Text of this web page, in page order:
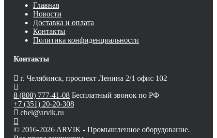
Главная
Новости
Доставка и оплата
Контакты
Политика конфиденциальности
Контакты
г. Челябинск, проспект Ленина 2/1 офис 102
8 (800) 777-41-08 Бесплатный звонок по РФ
+7 (351) 20-20-308
chel@arvik.ru
© 2016-2026 ARVIK - Промышленное оборудование.